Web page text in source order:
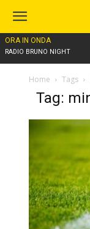
ORA IN ONDA
RADIO BRUNO NIGHT
Home Tags
Tag: